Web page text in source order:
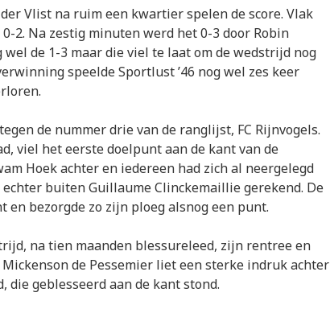
Vlist na ruim een kwartier spelen de score. Vlak
2. Na zestig minuten werd het 0-3 door Robin
wel de 1-3 maar die viel te laat om de wedstrijd nog
speelde Sportlust ’46 nog wel zes keer
de nummer drie van de ranglijst, FC Rijnvogels.
viel het eerste doelpunt aan de kant van de
Hoek achter en iedereen had zich al neergelegd
buiten Guillaume Clinckemaillie gerekend. De
bezorgde zo zijn ploeg alsnog een punt.
na tien maanden blessureleed, zijn rentree en
de Pessemier liet een sterke indruk achter
die geblesseerd aan de kant stond.